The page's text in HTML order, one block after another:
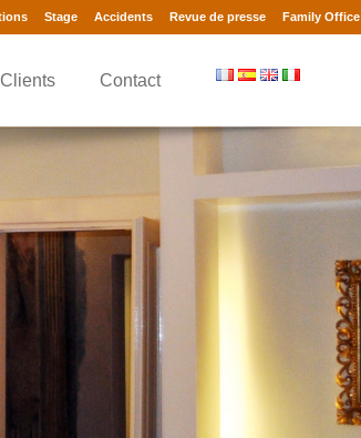
Stage Accidents Revue de presse Family Office
Clients Contact